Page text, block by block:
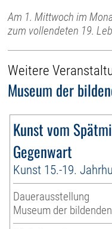
Am 1. Mittwoch im
zum vollendeten 19.
Weitere
Museum der
Kunst vom
Gegenwart
Kunst 15.-19.
Dauerausstellung
Museum der